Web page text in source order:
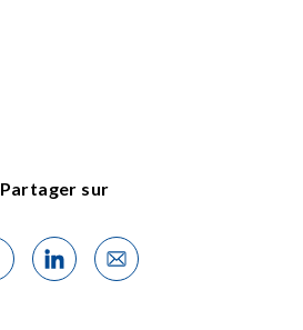
Partager sur